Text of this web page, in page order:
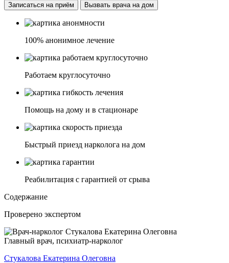
Записаться на приём Вызвать врача на дом
100% анонимное лечение
Работаем круглосуточно
Помощь на дому и в стационаре
Быстрый приезд нарколога на дом
Реабилитация с гарантией от срыва
Содержание
Проверено экспертом
Главный врач, психиатр-нарколог
Стукалова Екатерина Олеговна